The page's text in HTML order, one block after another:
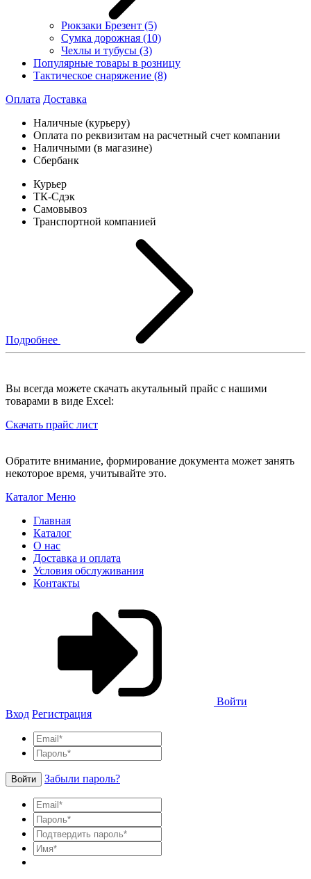
Рюкзаки Брезент (5)
Сумка дорожная (10)
Чехлы и тубусы (3)
Популярные товары в розницу
Тактическое снаряжение (8)
Оплата Доставка
Наличные (курьеру)
Оплата по реквизитам на расчетный счет компании
Наличными (в магазине)
Сбербанк
Курьер
ТК-Сдэк
Самовывоз
Транспортной компанией
Подробнее
Вы всегда можете скачать акутальный прайс с нашими
товарами в виде Excel:
Скачать прайс лист
Обратите внимание, формирование документа может занять
некоторое время, учитывайте это.
Каталог Меню
Главная
Каталог
О нас
Доставка и оплата
Условия обслуживания
Контакты
Войти
Вход Регистрация
Войти Забыли пароль?